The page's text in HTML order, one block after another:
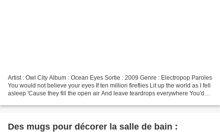
Artist : Owl City Album : Ocean Eyes Sortie : 2009 Genre : Electropop Paroles
You would not believe your eyes If ten million fireflies Lit up the world as I fell
asleep 'Cause they fill the open air And leave teardrops everywhere You'd
Des mugs pour décorer la salle de bain :